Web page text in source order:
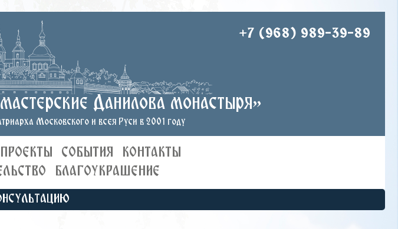
+7 (968) 989-39-89
Данилова монастыря»
Московского и всея Руси в 2001 году
ПРОЕКТЫ СОБЫТИЯ
КОНТАКТЫ
БЛАГОУКРАШЕНИЕ